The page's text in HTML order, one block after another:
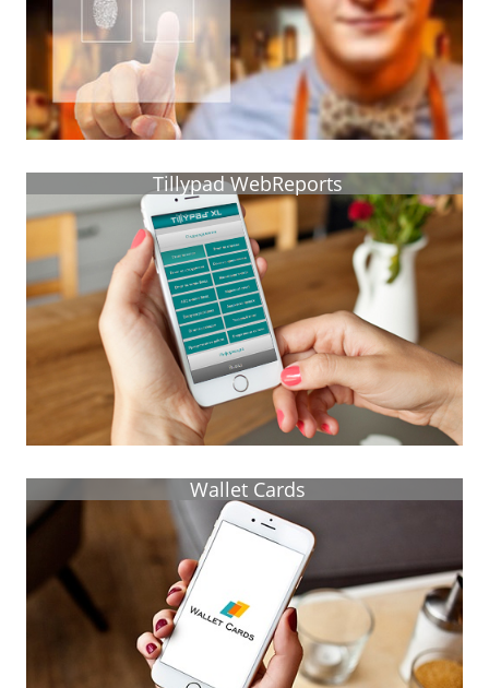
Tillypad WebReports
Wallet Cards